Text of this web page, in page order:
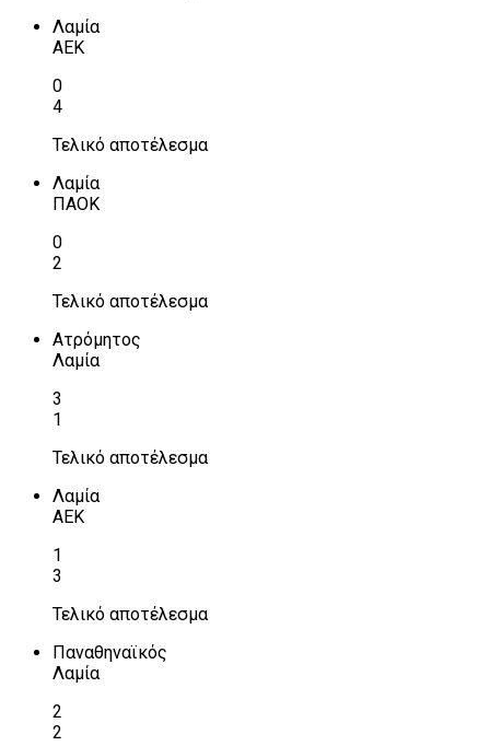
Λαμία
ΑΕΚ
0
4
Τελικό αποτέλεσμα
Λαμία
ΠΑΟΚ
0
2
Τελικό αποτέλεσμα
Ατρόμητος
Λαμία
3
1
Τελικό αποτέλεσμα
Λαμία
ΑΕΚ
1
3
Τελικό αποτέλεσμα
Παναθηναϊκός
Λαμία
2
2